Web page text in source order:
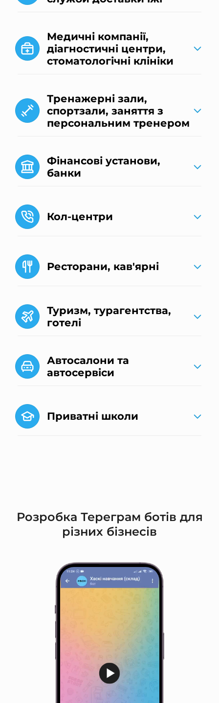
Медичні компанії,
діагностичні центри,
стоматологічні клініки
Тренажерні зали,
спортзали, заняття з
персональним тренером
Фінансові установи,
банки
Кол-центри
Ресторани, кав'ярні
Туризм, турагентства,
готелі
Автосалони та
автосервіси
Приватні школи
Розробка Тереграм ботів для
різних бізнесів